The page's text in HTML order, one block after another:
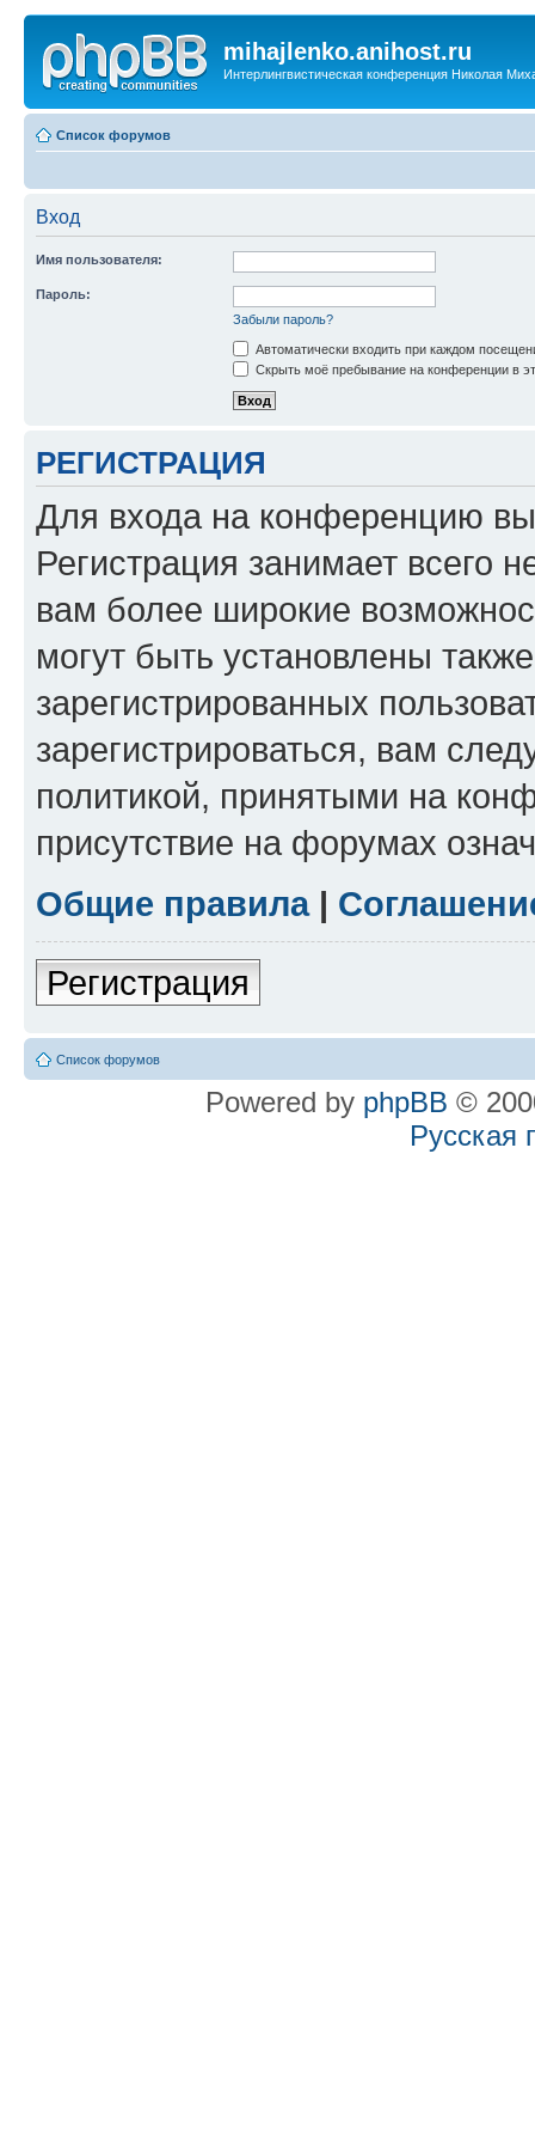
mihajlenko.anihost.ru
Интерлингвистическая конференция Николая
Список форумов
Вход
Имя пользователя:
Пароль:
Забыли пароль?
Автоматически входить при каждом
Скрыть моё пребывание на конференции в
РЕГИСТРАЦИЯ
Для входа на конференцию
Регистрация занимает всего
вам более широкие
могут быть установлены
зарегистрированных
зарегистрироваться, вам
политикой, принятыми на
присутствие на форумах
Общие правила|
Регистрация
Список форумов
Powered by phpBB ©
Русская